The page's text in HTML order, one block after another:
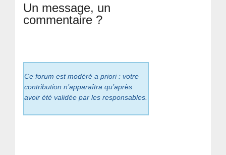
Un message, un
commentaire ?
Ce forum est modéré a priori : votre
contribution n’apparaîtra qu’après
avoir été validée par les responsables.